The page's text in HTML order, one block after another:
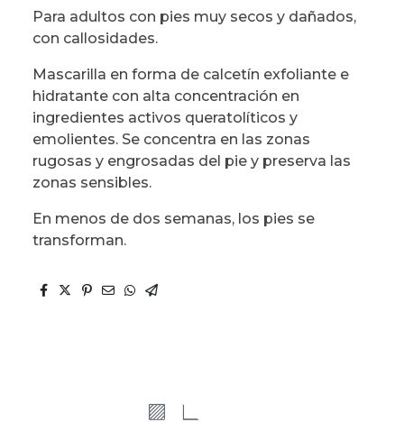
Para adultos con pies muy secos y dañados,
con callosidades.
Mascarilla en forma de calcetín exfoliante e
hidratante con alta concentración en
ingredientes activos queratolíticos y
emolientes. Se concentra en las zonas
rugosas y engrosadas del pie y preserva las
zonas sensibles.
En menos de dos semanas, los pies se
transforman.